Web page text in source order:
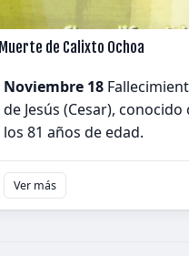
Muerte de Calixto Ochoa
Noviembre 18
de Jesús (Cesar),
los 81 años de edad.
Ver más